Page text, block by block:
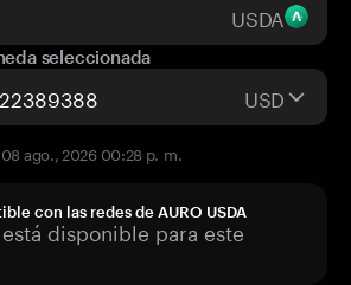
USDA
seleccionada
USD
ago., 2026 00:28 p. m.
con las redes de AURO USDA
disponible para este